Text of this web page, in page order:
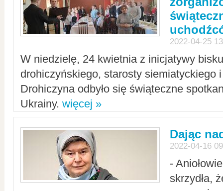
2022-04-25
W niedzielę, 24 kwietnia z inicjatywy
drohiczyńskiego, starosty siemiatyckiego
Drohiczyna odbyło się świąteczne
Ukrainy. więcej »
Dając
2022-04-16
-
skrzydła,